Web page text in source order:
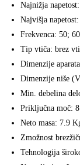
Najnižja
Najvišja
Frekvenca: 50;
Tip vtiča: brez
Dimenzije
Dimenzije niše
Min. debelina
Priključna moč:
Neto masa: 7.9
Zmožnost
Tehnologija